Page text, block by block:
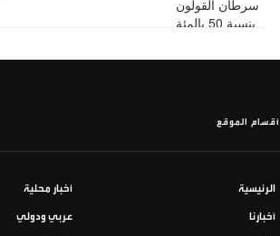
أقسام الموقع
الرئيسية أخبار محلية
أخبارنا عربي ودولي